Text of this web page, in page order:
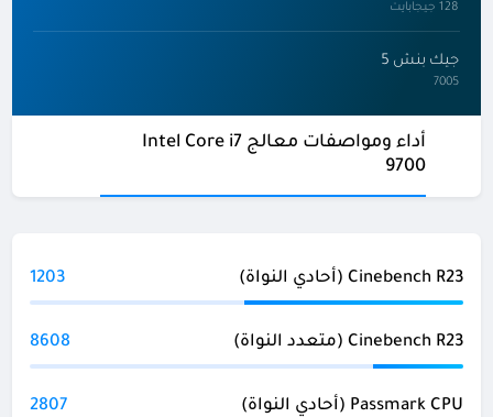
128 جيجابايت
جيك بنش 5
7005
أداء ومواصفات معالج Intel Core i7
9700
Cinebench R23 (أحادي النواة) 1203
Cinebench R23 (متعدد النواة) 8608
Passmark CPU (أحادي النواة) 2807